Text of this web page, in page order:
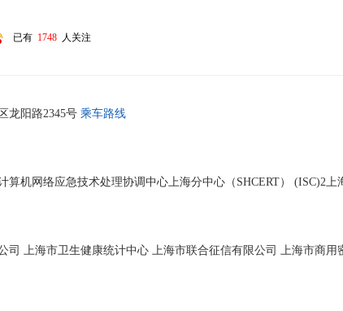
已有 1748 人关注
龙阳路2345号 乘车路线
机网络应急技术处理协调中心上海分中心（SHCERT） (ISC)2上
司 上海市卫生健康统计中心 上海市联合征信有限公司 上海市商用